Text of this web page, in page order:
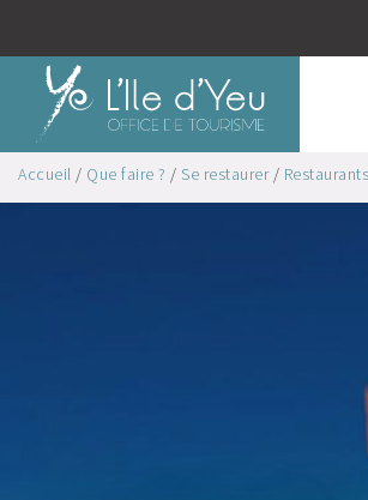
Accueil / Que faire ? / Se restaurer / Restaurants